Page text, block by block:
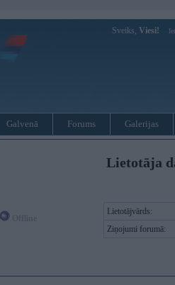
Sveiks, Viesi!
Galvenā Forums Galerijas
Lietotāja
Lietotājvārds:
Ziņojumi forumā: